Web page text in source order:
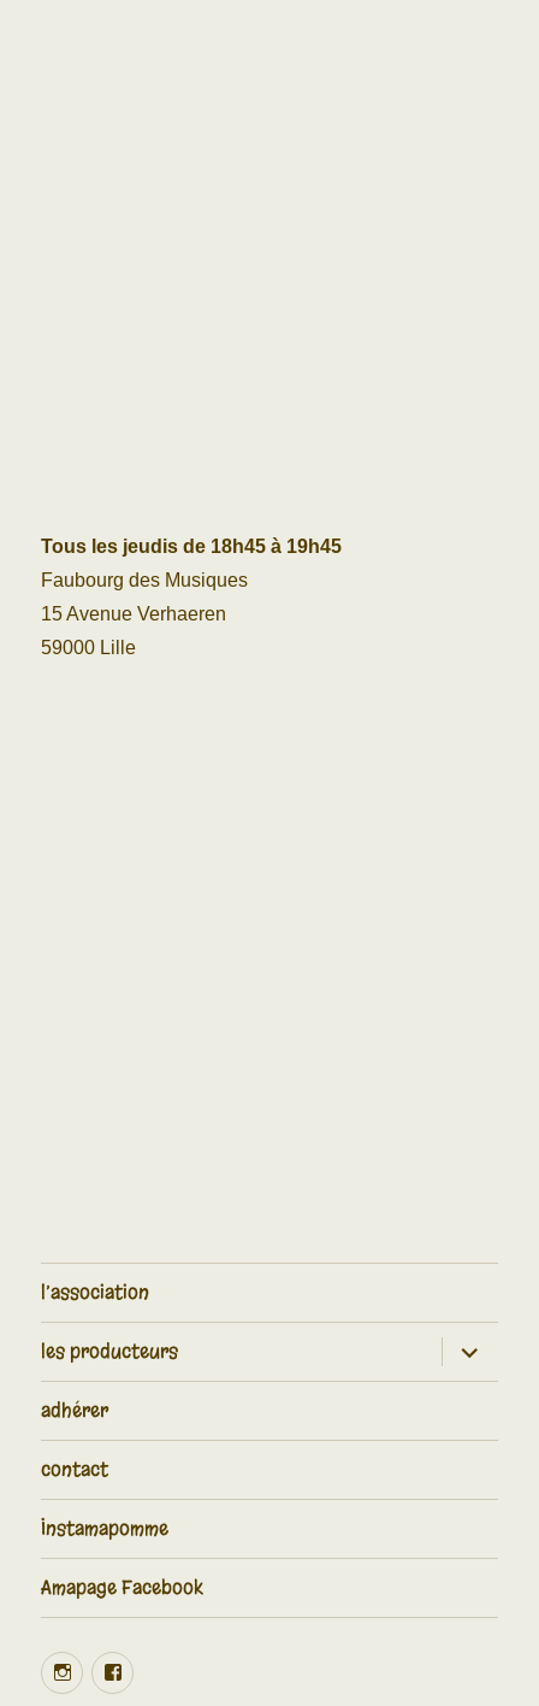
Tous les jeudis de 18h45 à 19h45
Faubourg des Musiques
15 Avenue Verhaeren
59000 Lille
l’association
les producteurs
adhérer
contact
Instamapomme
Amapage Facebook